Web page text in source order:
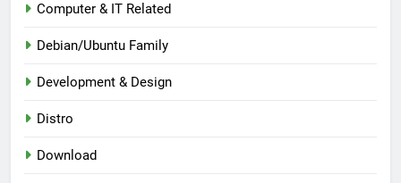
Computer & IT Related
Debian/Ubuntu Family
Development & Design
Distro
Download